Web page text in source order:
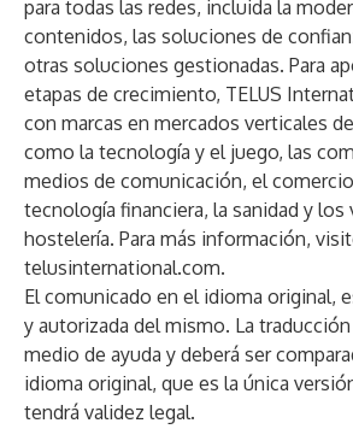
para todas las redes, incluida la
contenidos, las soluciones de
otras soluciones gestionadas. Para
etapas de crecimiento, TELUS
con marcas en mercados verticales
como la tecnología y el juego, las
medios de comunicación, el
tecnología financiera, la sanidad y los
hostelería. Para más información,
telusinternational.com.
El comunicado en el idioma original,
y autorizada del mismo. La
medio de ayuda y deberá ser
idioma original, que es la única
tendrá validez legal.